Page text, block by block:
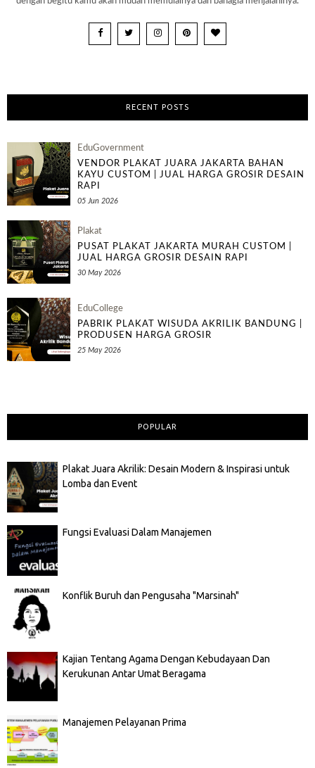
RECENT POSTS
EduGovernment
VENDOR PLAKAT JUARA JAKARTA BAHAN
KAYU CUSTOM | JUAL HARGA GROSIR DESAIN
RAPI
05 Jun 2026
Plakat
PUSAT PLAKAT JAKARTA MURAH CUSTOM |
JUAL HARGA GROSIR DESAIN RAPI
30 May 2026
EduCollege
PABRIK PLAKAT WISUDA AKRILIK BANDUNG |
PRODUSEN HARGA GROSIR
25 May 2026
POPULAR
Plakat Juara Akrilik: Desain Modern & Inspirasi untuk
Lomba dan Event
Fungsi Evaluasi Dalam Manajemen
Konflik Buruh dan Pengusaha "Marsinah"
Kajian Tentang Agama Dengan Kebudayaan Dan
Kerukunan Antar Umat Beragama
Manajemen Pelayanan Prima